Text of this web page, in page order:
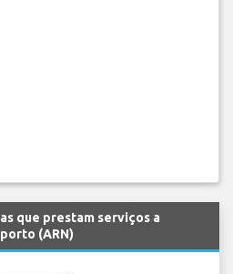
que prestam serviços a
(ARN)